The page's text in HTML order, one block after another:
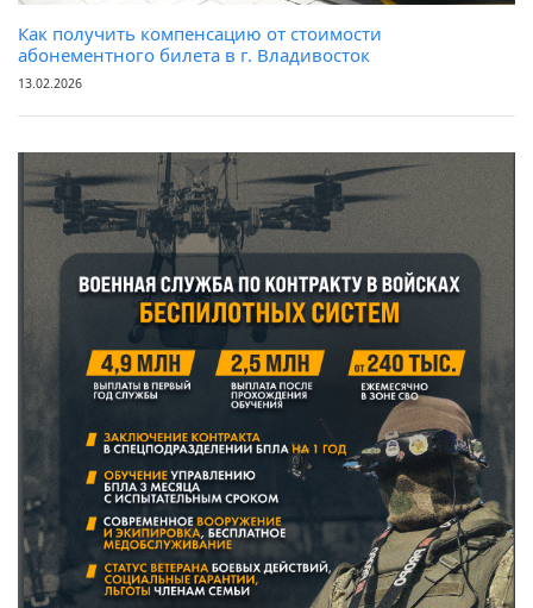
Как получить компенсацию от стоимости
абонементного билета в г. Владивосток
13.02.2026